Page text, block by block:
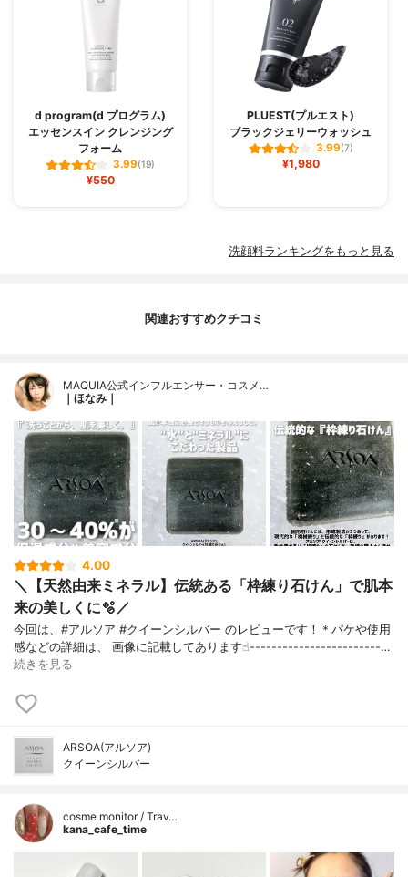
d program(d プログラム)
エッセンスイン クレンジング
フォーム
3.99(19)
¥550
PLUEST(プルエスト)
ブラックジェリーウォッシュ
3.99(7)
¥1,980
洗顔料ランキングをもっと見る
関連おすすめクチコミ
MAQUIA公式インフルエンサー・コスメ…
｜ほなみ｜
4.00
＼【天然由来ミネラル】伝統ある「枠練り石けん」で肌本
来の美しくに🫧／
今回は、#アルソア #クイーンシルバー のレビューです！＊パケや使用
感などの詳細は、 画像に記載してあります☝︎------------------------…
続きを見る
ARSOA(アルソア)
クイーンシルバー
cosme monitor / Trav…
kana_cafe_time